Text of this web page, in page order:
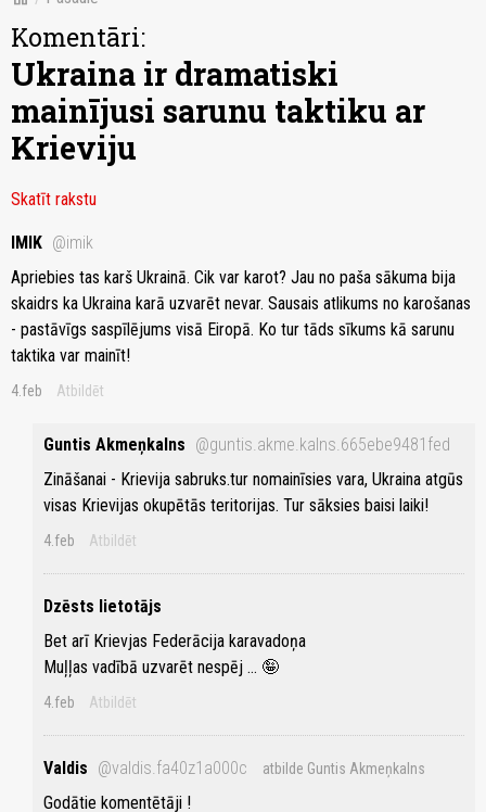
Komentāri:
Ukraina ir dramatiski
mainījusi sarunu taktiku ar
Krieviju
Skatīt rakstu
IMIK @imik
Apriebies tas karš Ukrainā. Cik var karot? Jau no paša sākuma bija
skaidrs ka Ukraina karā uzvarēt nevar. Sausais atlikums no karošanas
- pastāvīgs saspīlējums visā Eiropā. Ko tur tāds sīkums kā sarunu
taktika var mainīt!
4.feb Atbildēt
Guntis Akmeņkalns @guntis.akme.kalns.665ebe9481fed
Zināšanai - Krievija sabruks.tur nomainīsies vara, Ukraina atgūs
visas Krievijas okupētās teritorijas. Tur sāksies baisi laiki!
4.feb Atbildēt
Dzēsts lietotājs
Bet arī Krievjas Federācija karavadoņa
Muļļas vadībā uzvarēt nespēj ... 🤪
4.feb Atbildēt
Valdis @valdis.fa40z1a000c atbilde Guntis Akmeņkalns
Godātie komentētāji !